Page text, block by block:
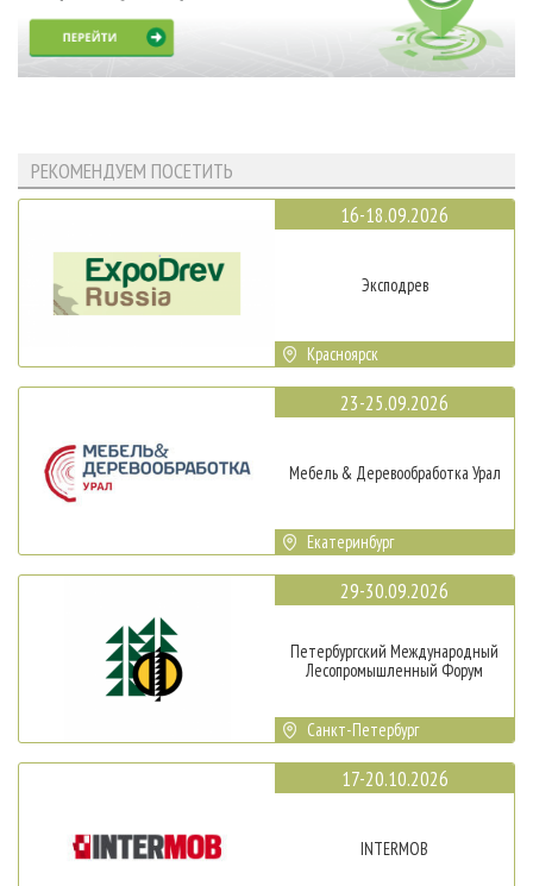
РЕКОМЕНДУЕМ ПОСЕТИТЬ
16-18.09.2026
Эксподрев
Красноярск
23-25.09.2026
Мебель & Деревообработка Урал
Екатеринбург
29-30.09.2026
Петербургский Международный
Лесопромышленный Форум
Санкт-Петербург
17-20.10.2026
INTERMOB